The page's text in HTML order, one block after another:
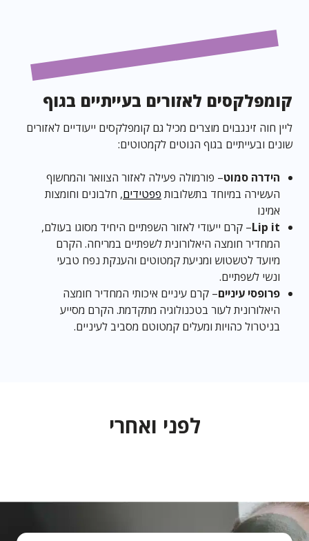
קומפלקסים לאזורים בעייתיים בגוף
ליין חוה זינגבוים מוצרים מכיל גם קומפלקסים ייעודיים לאזורים
שונים ובעייתיים בגוף הנוטים לקמטוטים:
הידרה סמוט– פורמולה פעילה לאזור הצוואר והמחשוף
העשירה במיוחד בתשלובות פפטידים, חלבונים וחומצות
אמינו
Lip it– קרם ייעודי לאזור השפתיים היחיד מסוגו בעולם,
המחדיר חומצה היאלורונית לשפתיים במריחה. הקרם
מיועד לטשטוש ומניעת קמטוטים והענקת נפח טבעי
ונשי לשפתיים.
פרופסי עיניים– קרם עיניים איכותי המחדיר חומצה
היאלורונית לעור בטכנולוגיה מתקדמת. הקרם מסייע
בניטרול כהויות ומעלים קמטוטם מסביב לעיניים.
לפני ואחרי